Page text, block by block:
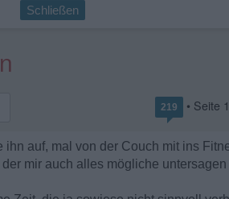
Schließen
219 • Seite
auf, mal von der Couch mit ins
mir auch alles mögliche